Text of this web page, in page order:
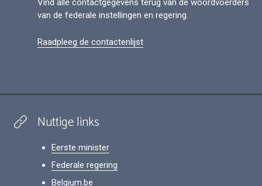
Vind alle contactgegevens terug van de woordvoerders
van de federale instellingen en regering.
Raadpleeg de contactenlijst
Nuttige links
Eerste minister
Federale regering
Belgium.be